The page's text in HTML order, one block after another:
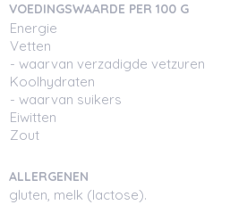
VOEDINGSWAARDE PER 100 G
Energie
Vetten
- waarvan verzadigde vetzuren
Koolhydraten
- waarvan suikers
Eiwitten
Zout
ALLERGENEN
gluten, melk (lactose).